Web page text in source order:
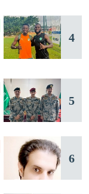
4
5
6